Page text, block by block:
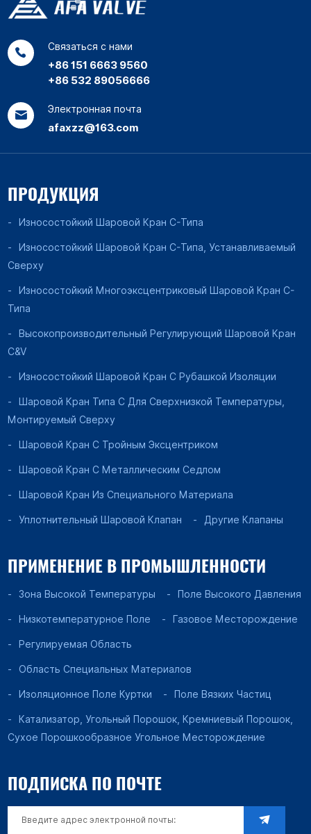
Связаться с нами
+86 151 6663 9560
+86 532 89056666
Электронная почта
afaxzz@163.com
ПРОДУКЦИЯ
Износостойкий Шаровой Кран C-Типа
Износостойкий Шаровой Кран C-Типа, Устанавливаемый
Сверху
Износостойкий Многоэксцентриковый Шаровой Кран C-
Типа
Высокопроизводительный Регулирующий Шаровой Кран
C&V
Износостойкий Шаровой Кран С Рубашкой Изоляции
Шаровой Кран Типа C Для Сверхнизкой Температуры,
Монтируемый Сверху
Шаровой Кран С Тройным Эксцентриком
Шаровой Кран С Металлическим Седлом
Шаровой Кран Из Специального Материала
Уплотнительный Шаровой Клапан Другие Клапаны
ПРИМЕНЕНИЕ В ПРОМЫШЛЕННОСТИ
Зона Высокой Температуры Поле Высокого Давления
Низкотемпературное Поле Газовое Месторождение
Регулируемая Область
Область Специальных Материалов
Изоляционное Поле Куртки Поле Вязких Частиц
Катализатор, Угольный Порошок, Кремниевый Порошок,
Сухое Порошкообразное Угольное Месторождение
ПОДПИСКА ПО ПОЧТЕ